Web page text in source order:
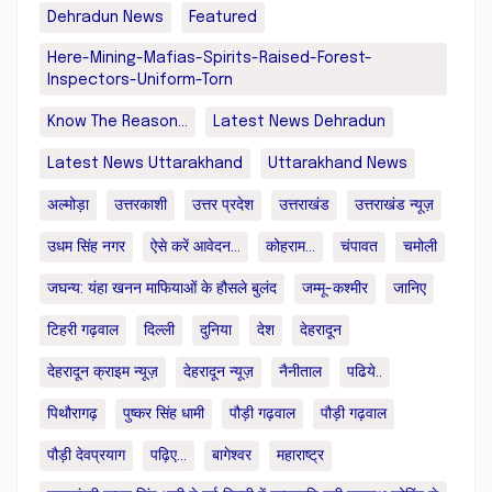
Dehradun News Featured
Here-Mining-Mafias-Spirits-Raised-Forest-
Inspectors-Uniform-Torn
Know The Reason... Latest News Dehradun
Latest News Uttarakhand Uttarakhand News
अल्मोड़ा उत्तरकाशी उत्तर प्रदेश उत्तराखंड उत्तराखंड न्यूज़
उधम सिंह नगर ऐसे करें आवेदन... कोहराम... चंपावत चमोली
जघन्य: यंहा खनन माफियाओं के हौसले बुलंद जम्मू-कश्मीर जानिए
टिहरी गढ़वाल दिल्ली दुनिया देश देहरादून
देहरादून क्राइम न्यूज़ देहरादून न्यूज़ नैनीताल पढिये..
पिथौरागढ़ पुष्कर सिंह धामी पौड़ी गढ़वाल पौड़ी गढ़वाल
पौड़ी देवप्रयाग पढ़िए... बागेश्वर महाराष्ट्र